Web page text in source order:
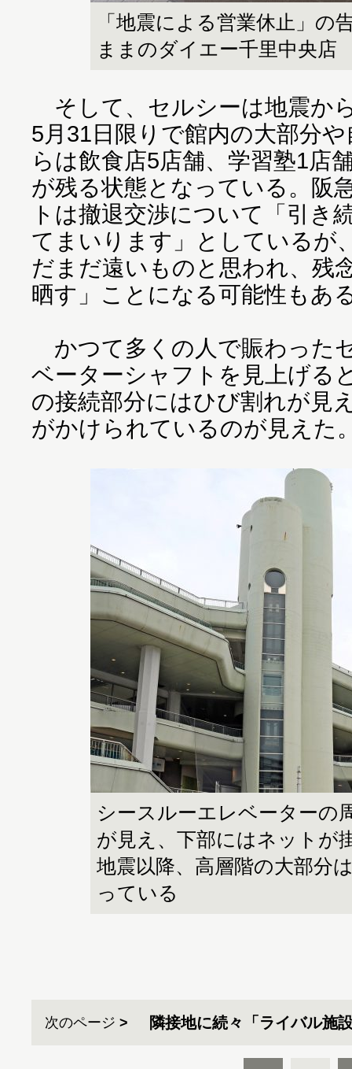
「地震による営業休止」の
ままのダイエー千里中央店
そして、セルシーは地震か
5月31日限りで館内の大部分
らは飲食店5店舗、学習塾1店
が残る状態となっている。阪
トは撤退交渉について「引き
てまいります」としているが
だまだ遠いものと思われ、残
晒す」ことになる可能性もあ
かつて多くの人で賑わった
ベーターシャフトを見上げる
の接続部分にはひび割れが見
がかけられているのが見えた
シースルーエレベーターの
が見え、下部にはネットが
地震以降、高層階の大部分
っている
次のページ 隣接地に続々「ライバル施